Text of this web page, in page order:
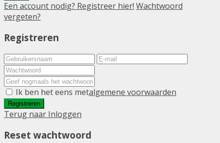
Een account nodig? Registreer hier! Wachtwoord
vergeten?
Registreren
Ik ben het eens metalgemene voorwaarden
Registreren
Terug naar Inloggen
Reset wachtwoord